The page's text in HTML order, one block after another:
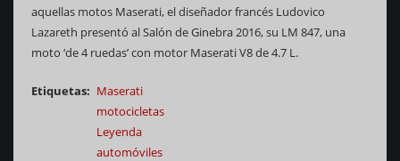
aquellas motos Maserati, el diseñador francés Ludovico
Lazareth presentó al Salón de Ginebra 2016, su LM 847, una
moto ‘de 4 ruedas’ con motor Maserati V8 de 4.7 L.
Etiquetas
Maserati
motocicletas
Leyenda
automóviles